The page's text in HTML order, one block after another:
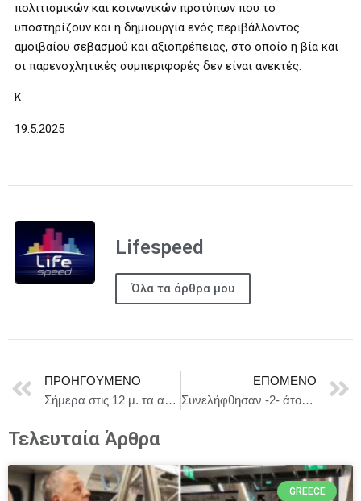
πολιτισμικών και κοινωνικών προτύπων που το
υποστηρίζουν και η δημιουργία ενός περιβάλλοντος
αμοιβαίου σεβασμού και αξιοπρέπειας, στο οποίο η βία και
οι παρενοχλητικές συμπεριφορές δεν είναι ανεκτές.
K.
19.5.2025
Lifespeed
Όλα τα άρθρα μου
ΠΡΟΗΓΟΎΜΕΝΟ
Σήμερα στις 12 μ. τα αποτελέσματα για την εισαγωγή μαθητών στα Πρότυπα, Ωνάσεια, και Πρότυπα Εκκλησιαστικά Σχολεία
ΕΠΌΜΕΝΟ
Συνελήφθησαν -2- άτομα στη Σάμο, για καλλιέργεια κάνναβης, κατοχή και διακίνηση ναρκωτικών ουσιών
Τελευταία Άρθρα
GREECE